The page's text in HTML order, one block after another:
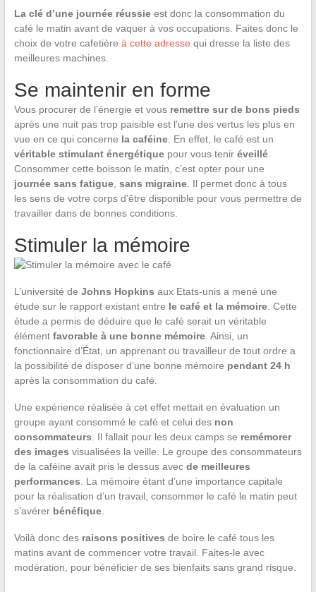
La clé d’une journée réussieest donc la consommation du
café le matin avant de vaquer à vos occupations. Faites donc le
choix de votre cafetière à cette adresse qui dresse la liste des
meilleures machines.
Se maintenir en forme
Vous procurer de l’énergie et vous remettre sur de bons pieds
après une nuit pas trop paisible est l’une des vertus les plus en
vue en ce qui concerne la caféine. En effet, le café est un
véritable stimulant énergétiquepour vous tenir éveillé.
Consommer cette boisson le matin, c’est opter pour une
journée sans fatigue, sans migraine. Il permet donc à tous
les sens de votre corps d’être disponible pour vous permettre de
travailler dans de bonnes conditions.
Stimuler la mémoire
L’université de Johns Hopkins aux Etats-unis a mené une
étude sur le rapport existant entre le café et la mémoire. Cette
étude a permis de déduire que le café serait un véritable
élément favorable à une bonne mémoire. Ainsi, un
fonctionnaire d’État, un apprenant ou travailleur de tout ordre a
la possibilité de disposer d’une bonne mémoire pendant 24 h
après la consommation du café.
Une expérience réalisée à cet effet mettait en évaluation un
groupe ayant consommé le café et celui des non
consommateurs . Il fallait pour les deux camps se remémorer
des images visualisées la veille. Le groupe des consommateurs
de la caféine avait pris le dessus avec de meilleures
performances . La mémoire étant d’une importance capitale
pour la réalisation d’un travail, consommer le café le matin peut
s’avérer bénéfique.
Voilà donc des raisons positives de boire le café tous les
matins avant de commencer votre travail. Faites-le avec
modération, pour bénéficier de ses bienfaits sans grand risque.